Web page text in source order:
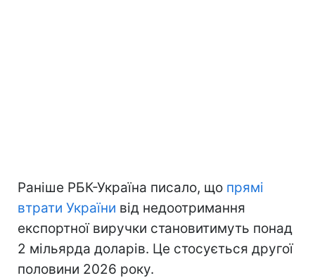
Раніше РБК-Україна писало, що прямі
втрати України від недоотримання
експортної виручки становитимуть понад
2 мільярда доларів. Це стосується другої
половини 2026 року.